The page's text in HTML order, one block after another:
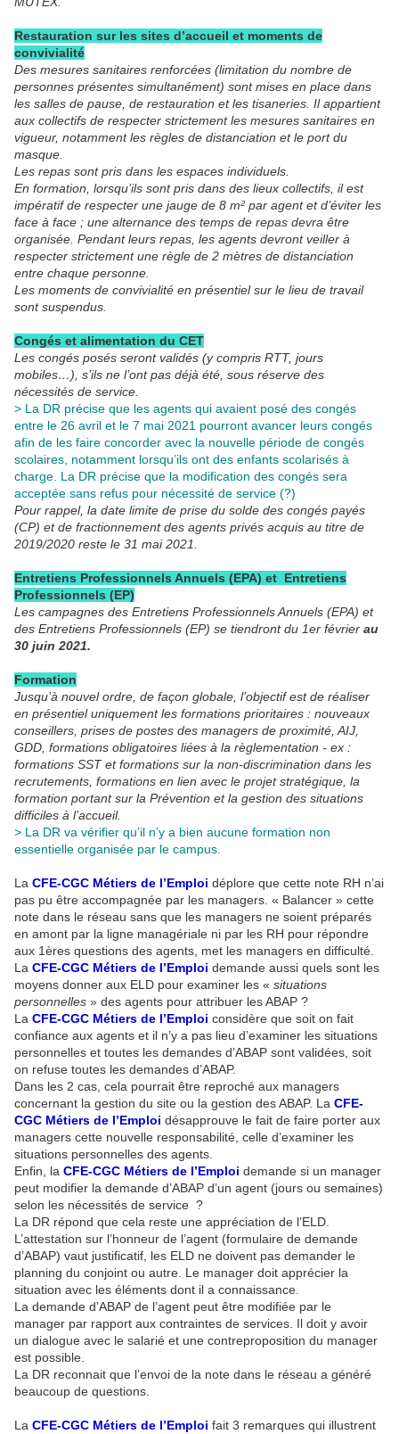
Restauration sur les sites d’accueil et moments de
convivialité
Des mesures sanitaires renforcées (limitation du nombre de
personnes présentes simultanément) sont mises en place dans
les salles de pause, de restauration et les tisaneries. Il appartient
aux collectifs de respecter strictement les mesures sanitaires en
vigueur, notamment les règles de distanciation et le port du
masque.
Les repas sont pris dans les espaces individuels.
En formation, lorsqu’ils sont pris dans des lieux collectifs, il est
impératif de respecter une jauge de 8 m² par agent et d’éviter les
face à face ; une alternance des temps de repas devra être
organisée. Pendant leurs repas, les agents devront veiller à
respecter strictement une règle de 2 mètres de distanciation
entre chaque personne.
Les moments de convivialité en présentiel sur le lieu de travail
sont suspendus.
Congés et alimentation du CET
Les congés posés seront validés (y compris RTT, jours
mobiles…), s’ils ne l’ont pas déjà été, sous réserve des
nécessités de service.
> La DR précise que les agents qui avaient posé des congés
entre le 26 avril et le 7 mai 2021 pourront avancer leurs congés
afin de les faire concorder avec la nouvelle période de congés
scolaires, notamment lorsqu’ils ont des enfants scolarisés à
charge. La DR précise que la modification des congés sera
acceptée sans refus pour nécessité de service (?)
Pour rappel, la date limite de prise du solde des congés payés
(CP) et de fractionnement des agents privés acquis au titre de
2019/2020 reste le 31 mai 2021.
Entretiens Professionnels Annuels (EPA) et Entretiens
Professionnels (EP)
Les campagnes des Entretiens Professionnels Annuels (EPA) et
des Entretiens Professionnels (EP) se tiendront du 1er février au
30 juin 2021.
Formation
Jusqu’à nouvel ordre, de façon globale, l’objectif est de réaliser
en présentiel uniquement les formations prioritaires : nouveaux
conseillers, prises de postes des managers de proximité, AIJ,
GDD, formations obligatoires liées à la règlementation - ex :
formations SST et formations sur la non-discrimination dans les
recrutements, formations en lien avec le projet stratégique, la
formation portant sur la Prévention et la gestion des situations
difficiles à l’accueil.
> La DR va vérifier qu’il n’y a bien aucune formation non
essentielle organisée par le campus.
La CFE-CGC Métiers de l’Emploi déplore que cette note RH n’ai
pas pu être accompagnée par les managers. « Balancer » cette
note dans le réseau sans que les managers ne soient préparés
en amont par la ligne managériale ni par les RH pour répondre
aux 1ères questions des agents, met les managers en difficulté.
La CFE-CGC Métiers de l’Emploi demande aussi quels sont les
moyens donner aux ELD pour examiner les « situations
personnelles » des agents pour attribuer les ABAP ?
La CFE-CGC Métiers de l’Emploi considère que soit on fait
confiance aux agents et il n’y a pas lieu d’examiner les situations
personnelles et toutes les demandes d’ABAP sont validées, soit
on refuse toutes les demandes d’ABAP.
Dans les 2 cas, cela pourrait être reproché aux managers
concernant la gestion du site ou la gestion des ABAP. La CFE-
CGC Métiers de l’Emploi désapprouve le fait de faire porter aux
managers cette nouvelle responsabilité, celle d’examiner les
situations personnelles des agents.
Enfin, la CFE-CGC Métiers de l’Emploi demande si un manager
peut modifier la demande d’ABAP d’un agent (jours ou semaines)
selon les nécessités de service ?
La DR répond que cela reste une appréciation de l’ELD.
L’attestation sur l’honneur de l’agent (formulaire de demande
d’ABAP) vaut justificatif, les ELD ne doivent pas demander le
planning du conjoint ou autre. Le manager doit apprécier la
situation avec les éléments dont il a connaissance.
La demande d’ABAP de l’agent peut être modifiée par le
manager par rapport aux contraintes de services. Il doit y avoir
un dialogue avec le salarié et une contreproposition du manager
est possible.
La DR reconnait que l’envoi de la note dans le réseau a généré
beaucoup de questions.
La CFE-CGC Métiers de l’Emploi fait 3 remarques qui illustrent